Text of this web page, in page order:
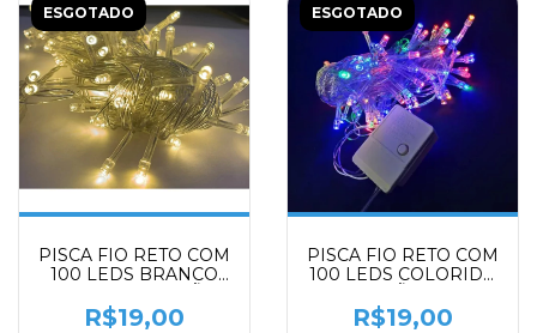
ESGOTADO
PISCA FIO RETO COM
100 LEDS BRANCO
7,5 M
R$19,00
ESGOTADO
PISCA FIO RETO COM
100 LEDS COLORIDO
R$19,00